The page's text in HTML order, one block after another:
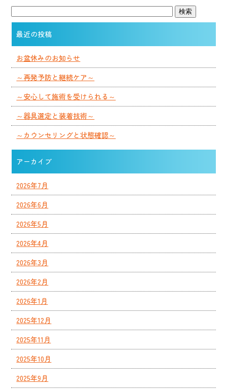
最近の投稿
お盆休みのお知らせ
～再発予防と継続ケア～
～安心して施術を受けられる～
～器具選定と装着技術～
～カウンセリングと状態確認～
アーカイブ
2026年7月
2026年6月
2026年5月
2026年4月
2026年3月
2026年2月
2026年1月
2025年12月
2025年11月
2025年10月
2025年9月